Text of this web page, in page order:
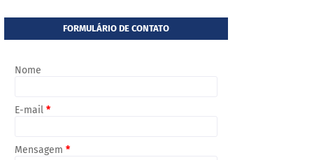
FORMULÁRIO DE CONTATO
Nome
E-mail *
Mensagem *